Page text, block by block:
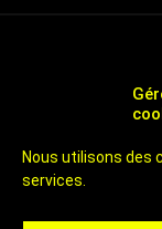
Nous utilisons des
services.
ÉCONOMIQUE
UN TERRITOIRE